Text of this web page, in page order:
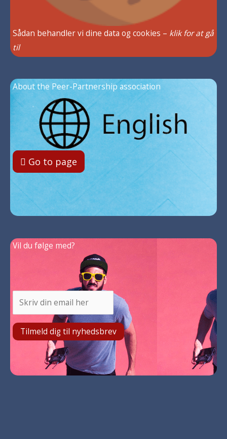
Sådan behandler vi dine data og cookies – klik for at gå
til
About the Peer-Partnership association
Go to page
Vil du følge med?